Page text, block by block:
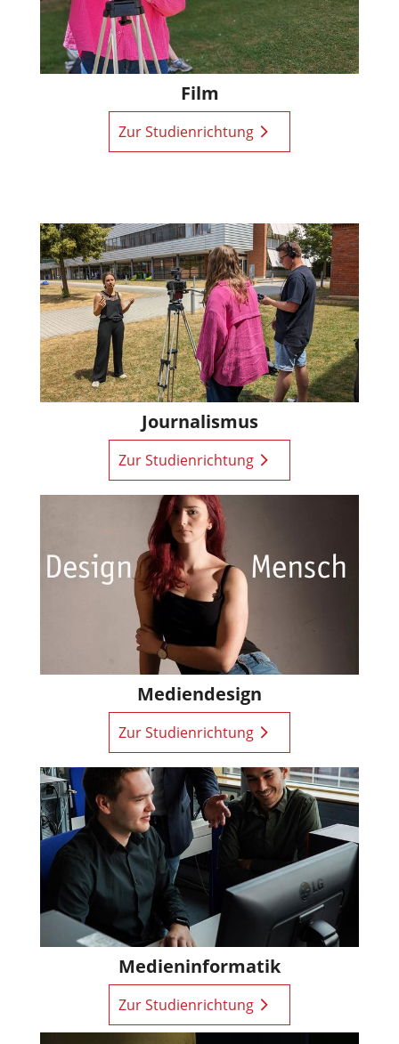
Film
Zur Studienrichtung
Journalismus
Zur Studienrichtung
Mediendesign
Zur Studienrichtung
Medieninformatik
Zur Studienrichtung